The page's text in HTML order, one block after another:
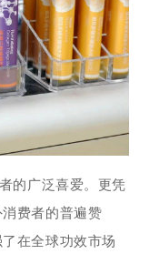
的广泛喜爱。更凭
费者的普遍赞
在全球功效市场